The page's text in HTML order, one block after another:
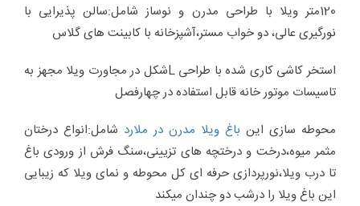
120متر ویلا با طراحی مدرن و نوساز شامل:سالن پذیرایی با
نورگیری عالی، دو خواب مستر،آشپزخانه با کابینت های گلاس
استخر کاشی کاری شده با طراحی Lشکل در مجاورت ویلا مجهز به
تاسیسات موتور خانه قابل استفاده در چهارفصل
محوطه سازی این باغ ویلا مدرن در ملارد شامل:انواع درختان
مثمر میوه،درخت و درختچه های تزیینی،سنگ فرش از ورودی باغ
تا درب ویلا،نورپردازی حرفه ای کل محوطه و نمای ویلا که زیبایی
این باغ ویلا را درشب دو چندان میکند